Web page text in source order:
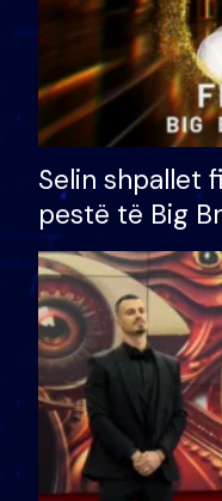
Selin shpallet
pestë të Big
çmimin e